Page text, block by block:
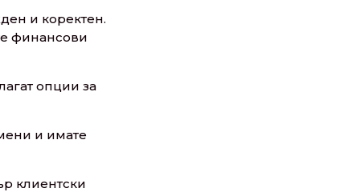
и коректен.
финансови
опции за
и имате
клиентски